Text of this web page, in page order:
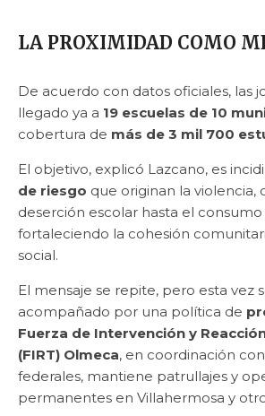
LA PROXIMIDAD COMO
De acuerdo con datos oficiales, las
llegado ya a 19 escuelas de 10
cobertura de más de 3 mil 700
El objetivo, explicó Lazcano, es
de riesgo que originan la violencia,
deserción escolar hasta el consumo
fortaleciendo la cohesión
social.
El mensaje se repite, pero esta vez
acompañado por una política de
Fuerza de Intervención y
(FIRT) Olmeca, en coordinación
federales, mantiene patrullajes y
permanentes en Villahermosa y